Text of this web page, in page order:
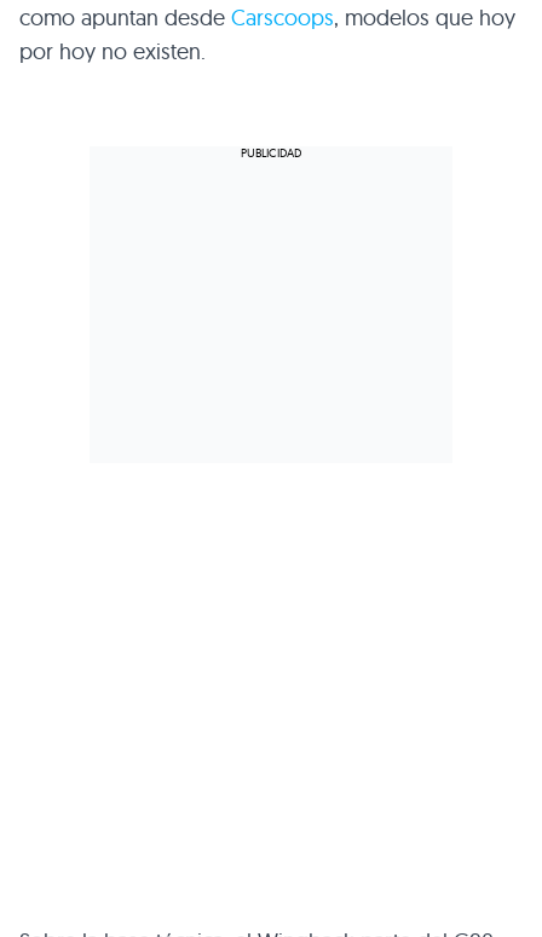
como apuntan desde Carscoops, modelos que hoy
por hoy no existen.